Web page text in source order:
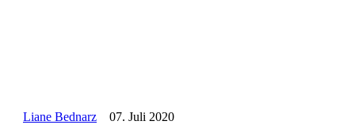
Liane Bednarz 07. Juli 2020